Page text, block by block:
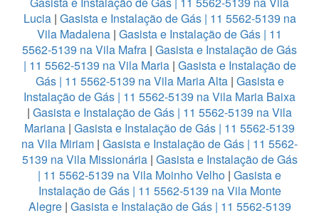
Lucia| Gasista e Instalação de Gás | 11 5562-5139 na
Vila Madalena | Gasista e Instalação de Gás | 11
5562-5139 na Vila Mafra | Gasista e Instalação de Gás
| 11 5562-5139 na Vila Maria| Gasista e Instalação de
Gás | 11 5562-5139 na Vila Maria Alta| Gasista e
Instalação de Gás | 11 5562-5139 na Vila Maria Baixa
| Gasista e Instalação de Gás | 11 5562-5139 na Vila
Mariana | Gasista e Instalação de Gás | 11 5562-5139
na Vila Miriam | Gasista e Instalação de Gás | 11 5562-
5139 na Vila Missionária| Gasista e Instalação de Gás
| 11 5562-5139 na Vila Moinho Velho | Gasista e
Instalação de Gás | 11 5562-5139 na Vila Monte
Alegre| Gasista e Instalação de Gás | 11 5562-5139